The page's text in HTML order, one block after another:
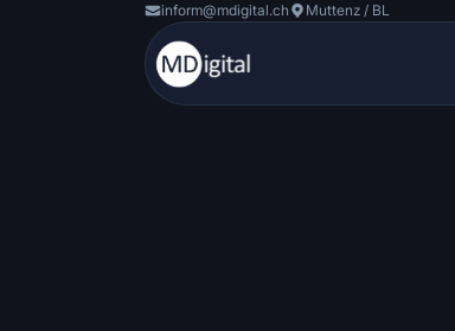
inform@mdigital.ch Muttenz / BL